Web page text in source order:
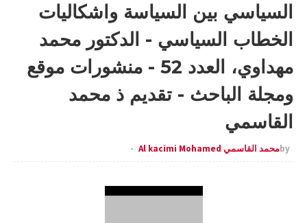
السياسي بين السياسة واشكاليات
الخطاب السياسي - الدكتور محمد
مهداوي، العدد 52 - منشورات موقع
ومجلة الباحث - تقديم ذ محمد
القاسمي
byمحمد القاسمي Al kacimi Mohamed